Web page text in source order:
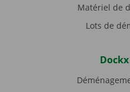
Matériel de
Lots de